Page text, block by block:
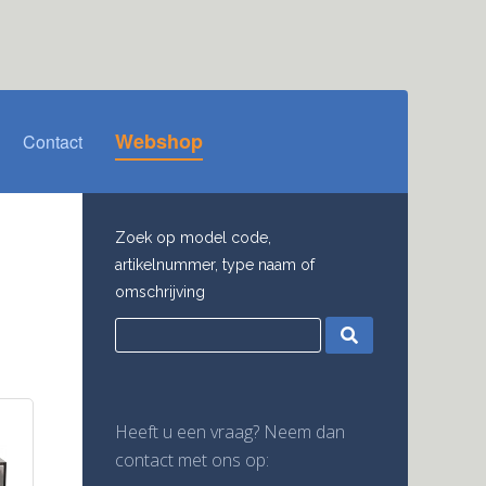
Contact Webshop
Zoek op model code,
artikelnummer, type naam of
omschrijving
Heeft u een vraag? Neem dan
contact met ons op: